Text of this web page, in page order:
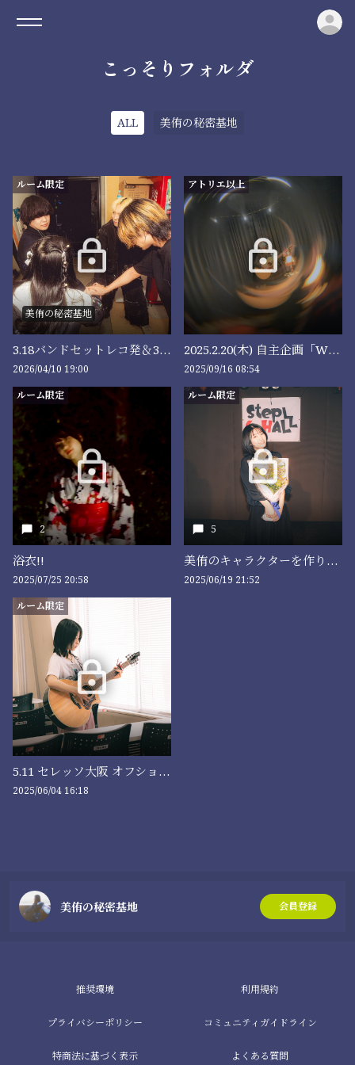
こっそりフォルダ
ALL 美侑の秘密基地
ルーム限定
美侑の秘密基地
3.18バンドセットレコ発＆3.30十代白書決勝オフショット📸
2026/04/10 19:00
アトリエ以上
2025.2.20(木) 自主企画「Wish For」
2025/09/16 08:54
ルーム限定
2
浴衣!!
2025/07/25 20:58
ルーム限定
5
美侑のキャラクターを作りたい！！
2025/06/19 21:52
ルーム限定
5.11 セレッソ大阪 オフショット📸⚽️
2025/06/04 16:18
美侑の秘密基地 会員登録
推奨環境 利用規約
プライバシーポリシー コミュニティガイドライン
特商法に基づく表示 よくある質問